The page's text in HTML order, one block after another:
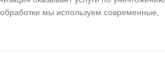
мы используем современные,